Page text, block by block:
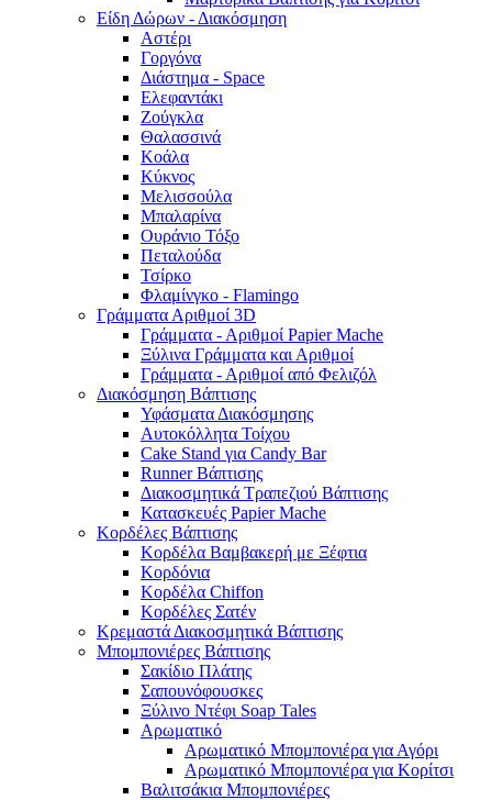
Είδη Δώρων - Διακόσμηση
Αστέρι
Γοργόνα
Διάστημα - Space
Ελεφαντάκι
Ζούγκλα
Θαλασσινά
Κοάλα
Κύκνος
Μελισσούλα
Μπαλαρίνα
Ουράνιο Τόξο
Πεταλούδα
Τσίρκο
Φλαμίνγκο - Flamingo
Γράμματα Αριθμοί 3D
Γράμματα - Αριθμοί Papier Mache
Ξύλινα Γράμματα και Αριθμοί
Γράμματα - Αριθμοί από Φελιζόλ
Διακόσμηση Βάπτισης
Υφάσματα Διακόσμησης
Αυτοκόλλητα Τοίχου
Cake Stand για Candy Bar
Runner Βάπτισης
Διακοσμητικά Τραπεζιού Βάπτισης
Κατασκευές Papier Mache
Κορδέλες Βάπτισης
Κορδέλα Βαμβακερή με Ξέφτια
Κορδόνια
Κορδέλα Chiffon
Κορδέλες Σατέν
Κρεμαστά Διακοσμητικά Βάπτισης
Μπομπονιέρες Βάπτισης
Σακίδιο Πλάτης
Σαπουνόφουσκες
Ξύλινο Ντέφι Soap Tales
Αρωματικό
Αρωματικό Μπομπονιέρα για Αγόρι
Αρωματικό Μπομπονιέρα για Κορίτσι
Βαλιτσάκια Μπομπονιέρες